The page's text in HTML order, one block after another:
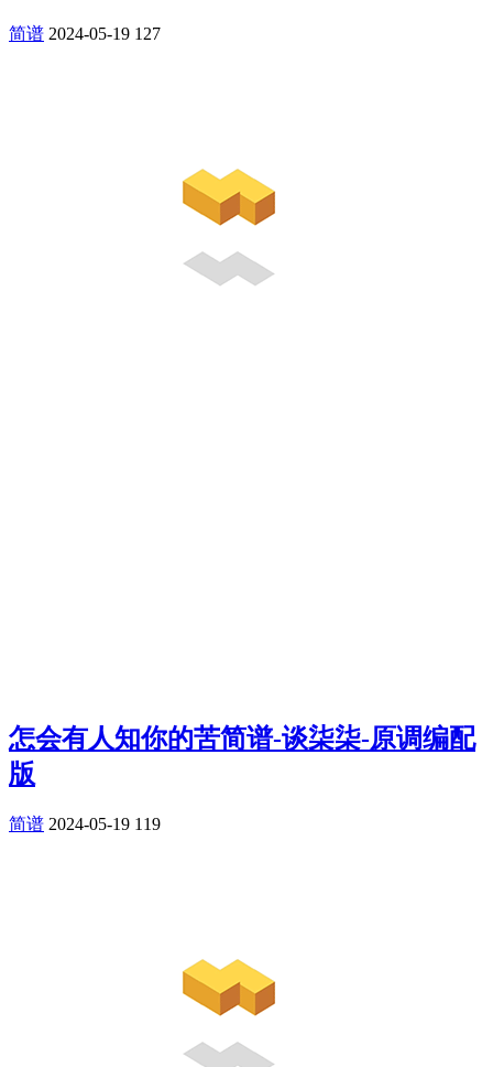
简谱 2024-05-19 127
怎会有人知你的苦简谱-谈柒柒-原调编配
版
简谱 2024-05-19 119